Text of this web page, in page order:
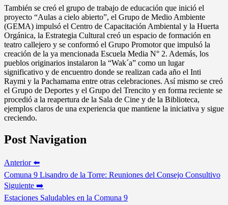
También se creó el grupo de trabajo de educación que inició el
proyecto “Aulas a cielo abierto”, el Grupo de Medio Ambiente
(GEMA) impulsó el Centro de Capacitación Ambiental y la Huerta
Orgánica, la Estrategia Cultural creó un espacio de formación en
teatro callejero y se conformó el Grupo Promotor que impulsó la
creación de la ya mencionada Escuela Media N° 2. Además, los
pueblos originarios instalaron la “Wak´a” como un lugar
significativo y de encuentro donde se realizan cada año el Inti
Raymi y la Pachamama entre otras celebraciones. Así mismo se creó
el Grupo de Deportes y el Grupo del Trencito y en forma reciente se
procedió a la reapertura de la Sala de Cine y de la Biblioteca,
ejemplos claros de una experiencia que mantiene la iniciativa y sigue
creciendo.
Post Navigation
Anterior ⬅️
Comuna 9 Lisandro de la Torre: Reuniones del Consejo Consultivo
Siguiente ➡️
Estaciones Saludables en la Comuna 9